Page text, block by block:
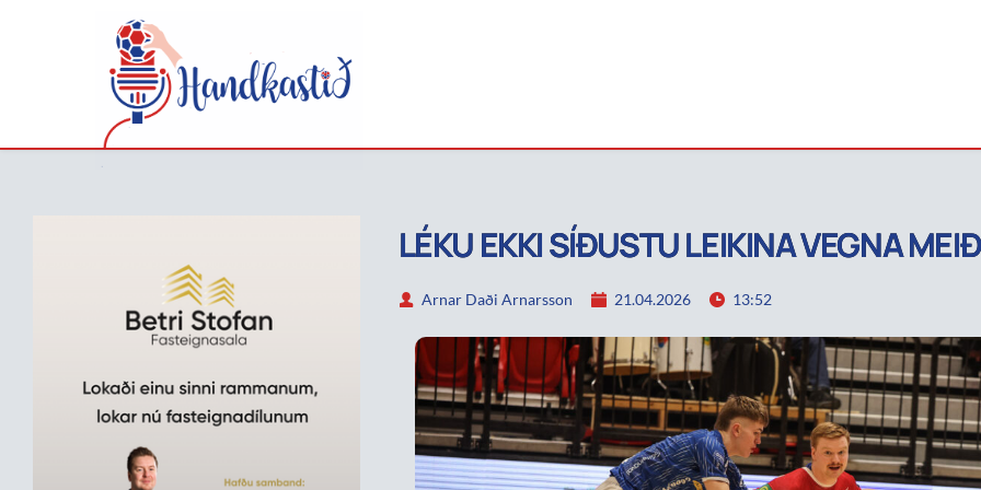
LÉKU EKKI SÍÐUSTU LEIKINA VEGNA
Arnar Daði Arnarsson 21.04.2026 13:52